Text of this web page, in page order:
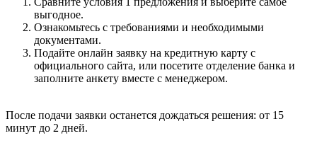
выгодное.
Ознакомьтесь с требованиями и необходимыми
документами.
Подайте онлайн заявку на кредитную карту с
официального сайта, или посетите отделение банка и
заполните анкету вместе с менеджером.
После подачи заявки останется дождаться решения: от 15
минут до 2 дней.